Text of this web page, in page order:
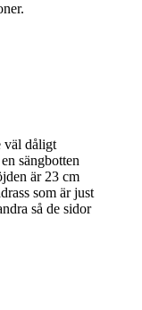
väl dåligt
sängbotten
är 23 cm
som är just
så de sidor